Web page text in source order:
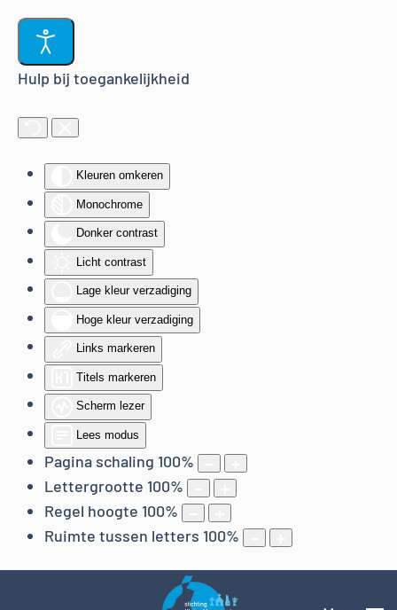
Hulp bij toegankelijkheid
Kleuren omkeren
Monochrome
Donker contrast
Licht contrast
Lage kleur verzadiging
Hoge kleur verzadiging
Links markeren
Titels markeren
Scherm lezer
Lees modus
Pagina schaling 100%
Lettergrootte 100%
Regel hoogte 100%
Ruimte tussen letters 100%
Terug naar hoofdinhoud